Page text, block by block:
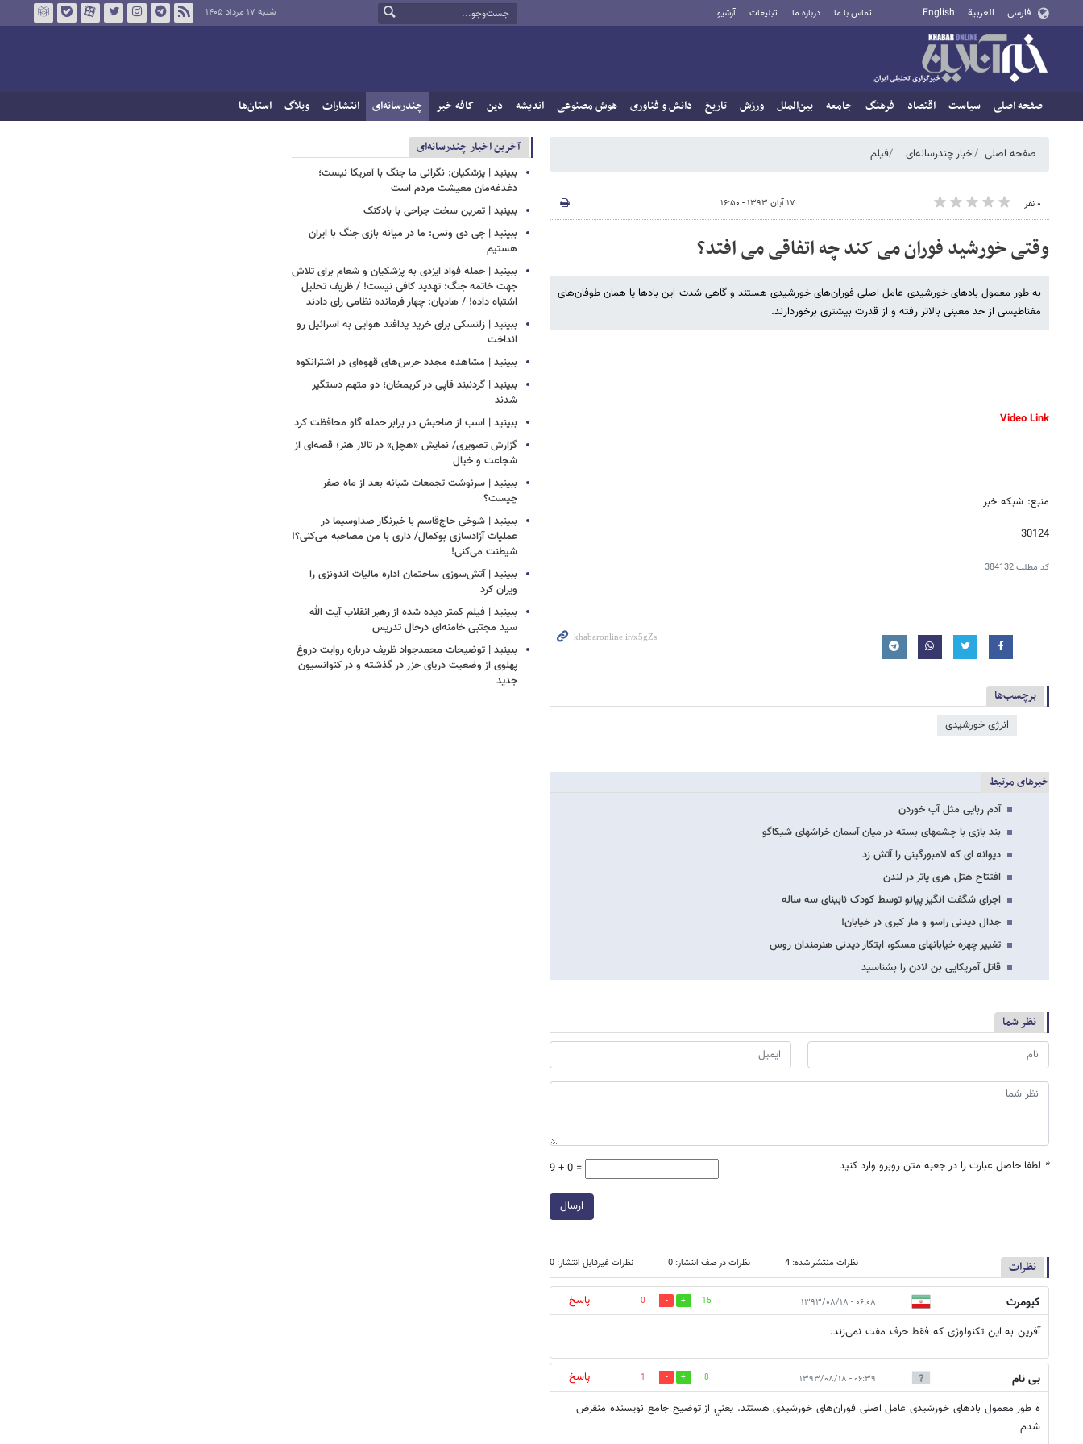
فارسی العربية English تماس با ما درباره ما تبلیغات آرشیو شنبه ۱۷ مرداد ۱۴۰۵
صفحه اصلی سیاست اقتصاد فرهنگ جامعه بین‌الملل ورزش تاریخ دانش و فناوری هوش مصنوعی اندیشه دین کافه خبر چندرسانه‌ای انتشارات وبلاگ استان‌ها
صفحه اصلی اخبار چندرسانه‌ای فیلم
۰ نفر ۱۷ آبان ۱۳۹۳ - ۱۶:۵۰
وقتی خورشید فوران می کند چه اتفاقی می افتد؟
به طور معمول بادهای خورشیدی عامل اصلی فوران‌های خورشیدی هستند و گاهی شدت این بادها یا همان طوفان‌های
مغناطیسی از حد معینی بالاتر رفته و از قدرت بیشتری برخوردارند.
Video Link
منبع: شبکه خبر
30124
کد مطلب384132
برچسب‌ها
انرژی خورشیدی
خبرهای مرتبط
آدم ربایی مثل آب خوردن
بند بازی با چشمهای بسته در میان آسمان خراشهای شیکاگو
دیوانه ای که لامبورگینی را آتش زد
افتتاح هتل هری پاتر در لندن
اجرای شگفت انگیز پیانو توسط کودک نابینای سه ساله
جدال دیدنی راسو و مار کبری در خیابان!
تغییر چهره خیابانهای مسکو، ابتکار دیدنی هنرمندان روس
قاتل آمریکایی بن لادن را بشناسید
نظر شما
* لطفا حاصل عبارت را در جعبه متن روبرو وارد کنید 9 + 0 =
ارسال
نظرات نظرات منتشر شده: 4 نظرات در صف انتشار: 0 نظرات غیرقابل انتشار: 0
کیومرث ۰۶:۰۸ - ۱۳۹۳/۰۸/۱۸ 15
0
پاسخ
آفرین به این تکنولوژی که فقط حرف مفت نمی‌زند.
بی نام ۰۶:۳۹ - ۱۳۹۳/۰۸/۱۸ 8
1
پاسخ
ه طور معمول بادهای خورشیدی عامل اصلی فوران‌های خورشیدی هستند. يعني از توضيح جامع نويسنده منقرض
شدم
آخرین اخبار چندرسانه‌ای
ببینید | پزشکیان: نگرانی ما جنگ با آمریکا نیست؛
دغدغه‌مان معیشت مردم است
ببینید | تمرین سخت جراحی با بادکنک
ببینید | جی دی ونس: ما در میانه بازی جنگ با ایران
هستیم
ببینید | حمله فواد ایزدی به پزشکیان و شعام برای تلاش
جهت خاتمه جنگ: تهدید کافی نیست! / ظریف تحلیل
اشتباه داده! / هادیان: چهار فرمانده نظامی رای دادند
ببینید | زلنسکی برای خرید پدافند هوایی به اسرائیل رو
انداخت
ببینید | مشاهده مجدد خرس‌های قهوه‌ای در اشترانکوه
ببینید | گردنبند قاپی در کریمخان؛ دو متهم دستگیر
شدند
ببینید | اسب از صاحبش در برابر حمله گاو محافظت کرد
گزارش تصویری/ نمایش «هچل» در تالار هنر؛ قصه‌ای از
شجاعت و خیال
ببینید | سرنوشت تجمعات شبانه بعد از ماه صفر
چیست؟
ببینید | شوخی حاج‌قاسم با خبرنگار صداوسیما در
عملیات آزادسازی بوکمال/ داری با من مصاحبه‌ می‌کنی؟!
شیطنت می‌کنی!
ببینید | آتش‌سوزی ساختمان اداره مالیات اندونزی را
ویران کرد
ببینید | فیلم کمتر دیده شده از رهبر انقلاب آیت الله
سید مجتبی خامنه‌ای درحال تدریس
ببینید | توضیحات محمدجواد ظریف درباره روایت دروغ
پهلوی از وضعیت دریای خزر در گذشته و در کنوانسیون
جدید